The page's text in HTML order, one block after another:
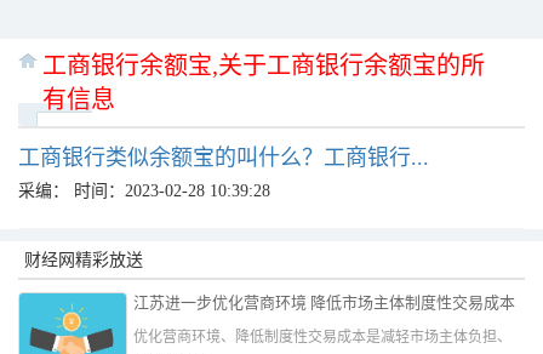
工商银行余额宝,关于工商银行余额宝的所
有信息
工商银行类似余额宝的叫什么？工商银行...
采编： 时间：2023-02-28 10:39:28
财经网精彩放送
江苏进一步优化营商环境 降低市场主体制度性交易成本
优化营商环境、降低制度性交易成本是减轻市场主体负担、